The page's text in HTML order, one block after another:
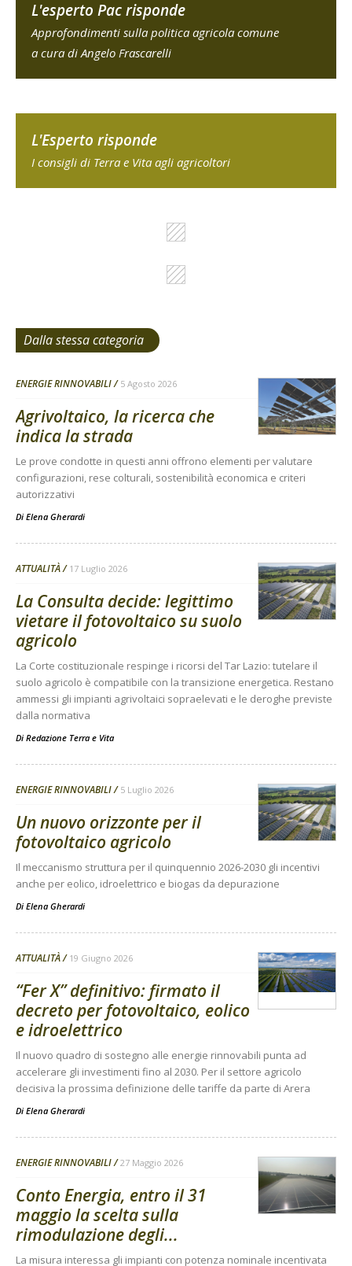
L'esperto Pac risponde
Approfondimenti sulla politica agricola comune
a cura di Angelo Frascarelli
L'Esperto risponde
I consigli di Terra e Vita agli agricoltori
Dalla stessa categoria
ENERGIE RINNOVABILI 5 Agosto 2026
Agrivoltaico, la ricerca che
indica la strada
Le prove condotte in questi anni offrono elementi per valutare
configurazioni, rese colturali, sostenibilità economica e criteri
autorizzativi
Di Elena Gherardi
ATTUALITÀ 17 Luglio 2026
La Consulta decide: legittimo
vietare il fotovoltaico su suolo
agricolo
La Corte costituzionale respinge i ricorsi del Tar Lazio: tutelare il
suolo agricolo è compatibile con la transizione energetica. Restano
ammessi gli impianti agrivoltaici sopraelevati e le deroghe previste
dalla normativa
Di Redazione Terra e Vita
ENERGIE RINNOVABILI 5 Luglio 2026
Un nuovo orizzonte per il
fotovoltaico agricolo
Il meccanismo struttura per il quinquennio 2026-2030 gli incentivi
anche per eolico, idroelettrico e biogas da depurazione
Di Elena Gherardi
ATTUALITÀ 19 Giugno 2026
“Fer X” definitivo: firmato il
decreto per fotovoltaico, eolico
e idroelettrico
Il nuovo quadro di sostegno alle energie rinnovabili punta ad
accelerare gli investimenti fino al 2030. Per il settore agricolo
decisiva la prossima definizione delle tariffe da parte di Arera
Di Elena Gherardi
ENERGIE RINNOVABILI 27 Maggio 2026
Conto Energia, entro il 31
maggio la scelta sulla
rimodulazione degli...
La misura interessa gli impianti con potenza nominale incentivata